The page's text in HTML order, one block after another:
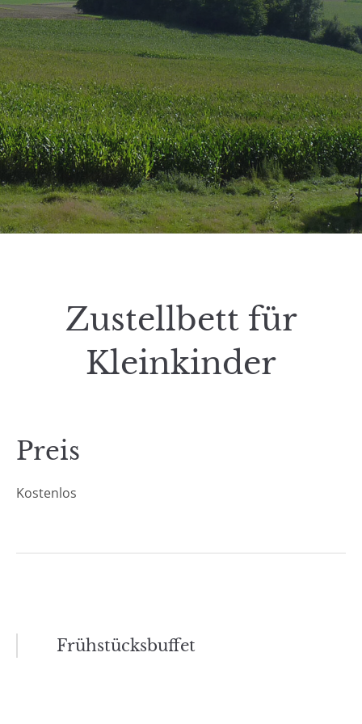
Zustellbett für
Kleinkinder
Preis
Kostenlos
Beitragsnavigation
Frühstücksbuffet